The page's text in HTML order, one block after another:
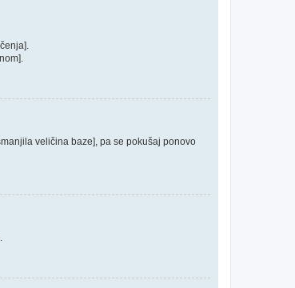
veličina baze], pa se pokušaj ponovo